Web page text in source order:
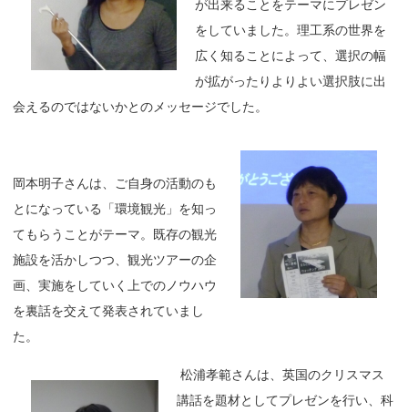
が出来ることをテーマにプレゼン
をしていました。理工系の世界を
広く知ることによって、選択の幅
が拡がったりよりよい選択肢に出
会えるのではないかとのメッセージでした。
岡本明子さんは、ご自身の活動のも
とになっている「環境観光」を知っ
てもらうことがテーマ。既存の観光
施設を活かしつつ、観光ツアーの企
画、実施をしていく上でのノウハウ
を裏話を交えて発表されていまし
た。
松浦孝範さんは、英国のクリスマス
講話を題材としてプレゼンを行い、科